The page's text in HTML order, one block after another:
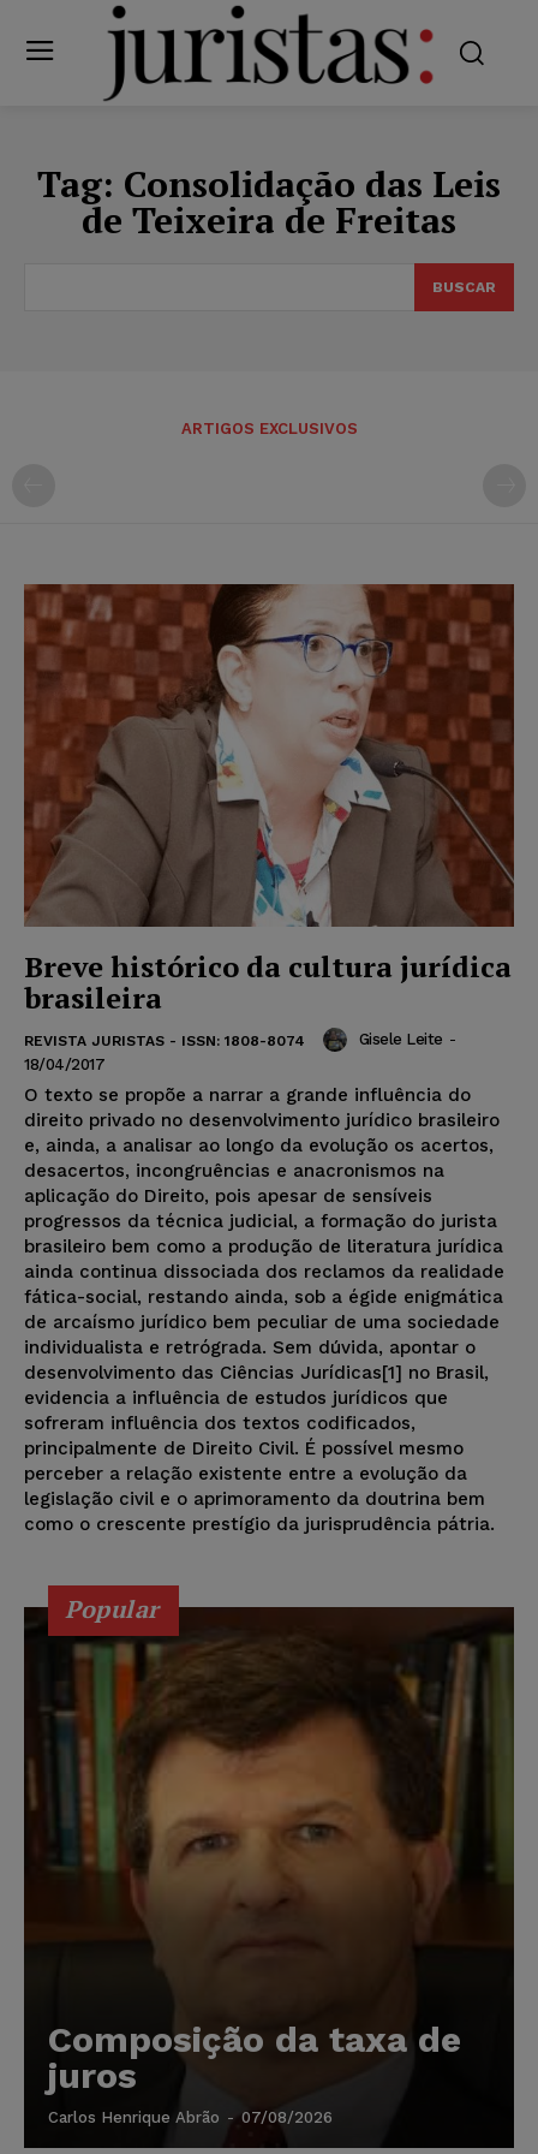
Tag: Consolidação das Leis
de Teixeira de Freitas
BUSCAR
ARTIGOS EXCLUSIVOS
Breve histórico da cultura jurídica
brasileira
REVISTA JURISTAS - ISSN: 1808-8074 Gisele Leite -
18/04/2017
O texto se propõe a narrar a grande influência do
direito privado no desenvolvimento jurídico brasileiro
e, ainda, a analisar ao longo da evolução os acertos,
desacertos, incongruências e anacronismos na
aplicação do Direito, pois apesar de sensíveis
progressos da técnica judicial, a formação do jurista
brasileiro bem como a produção de literatura jurídica
ainda continua dissociada dos reclamos da realidade
fática-social, restando ainda, sob a égide enigmática
de arcaísmo jurídico bem peculiar de uma sociedade
individualista e retrógrada. Sem dúvida, apontar o
desenvolvimento das Ciências Jurídicas[1] no Brasil,
evidencia a influência de estudos jurídicos que
sofreram influência dos textos codificados,
principalmente de Direito Civil. É possível mesmo
perceber a relação existente entre a evolução da
legislação civil e o aprimoramento da doutrina bem
como o crescente prestígio da jurisprudência pátria.
Popular
Composição da taxa de
juros
Carlos Henrique Abrão - 07/08/2026